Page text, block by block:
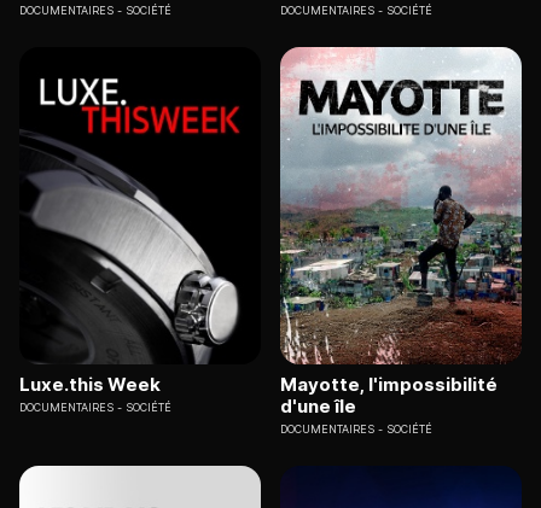
DOCUMENTAIRES SOCIÉTÉ DOCUMENTAIRES SOCIÉTÉ
Luxe.this Week
DOCUMENTAIRES SOCIÉTÉ
Mayotte, l'impossibilité
d'une île
DOCUMENTAIRES SOCIÉTÉ